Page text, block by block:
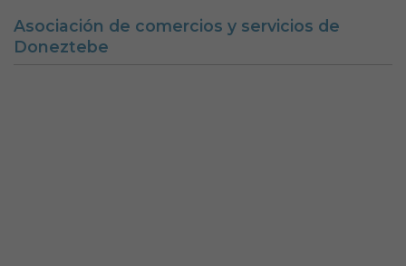
Asociación de comercios y servicios de
Doneztebe